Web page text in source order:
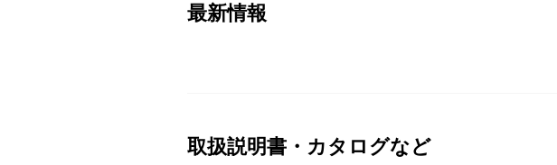
最新情報
取扱説明書・カタログなど